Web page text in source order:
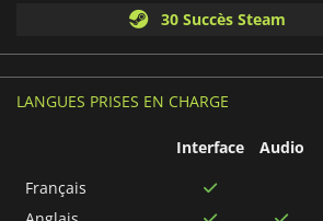
30 Succès Steam
LANGUES PRISES EN CHARGE
Interface Audio
Français